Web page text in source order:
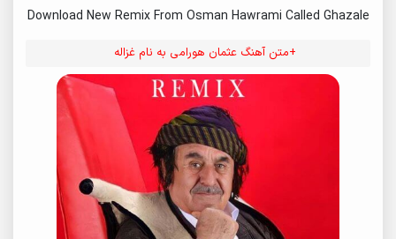
16. Kerman Kermana
19. Galavizhakaw
Shirin Da Macho
Download New Remix From Osman Hawrami Called Ghazale
+متن آهنگ عثمان هورامی به نام غزاله